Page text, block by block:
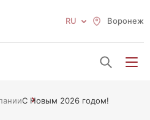
Воронеж
RU
С Новым 2026 годом!